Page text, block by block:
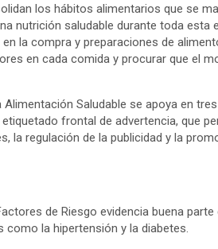
los hábitos alimentarios que se
nutrición saludable durante toda esta
la compra y preparaciones de
en cada comida y procurar que el
Alimentación Saludable se apoya en
frontal de advertencia, que
la regulación de la publicidad y la
de Riesgo evidencia buena
la hipertensión y la diabetes.